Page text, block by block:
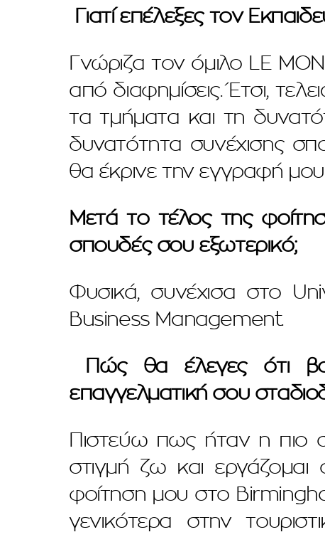
Γιατί επέλεξες τον
Γνώριζα τον όμιλο LE
από διαφημίσεις. Έτσι,
τα τμήματα και τη
δυνατότητα συνέχισης
θα έκρινε την εγγραφή
Μετά το τέλος της
σπουδές σου εξωτερικό;
Φυσικά, συνέχισα στο
Business Management.
Πώς θα έλεγες ότι
επαγγελματική σου
Πιστεύω πως ήταν η πιο
στιγμή ζω και
φοίτηση μου στο
γενικότερα στην